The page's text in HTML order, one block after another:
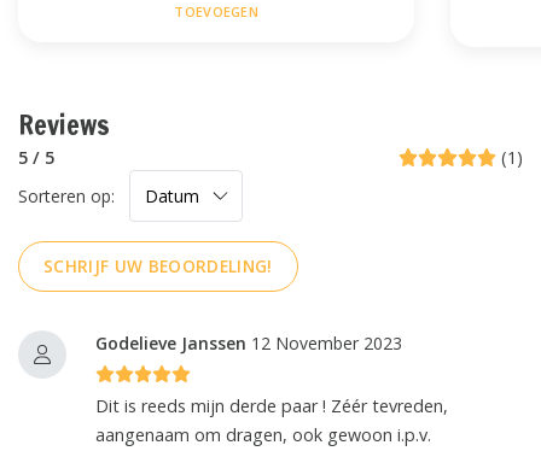
TOEVOEGEN
Reviews
5 / 5
(1)
Sorteren op:
SCHRIJF UW BEOORDELING!
Godelieve Janssen 12 November 2023
Dit is reeds mijn derde paar ! Zéér tevreden,
aangenaam om dragen, ook gewoon i.p.v.